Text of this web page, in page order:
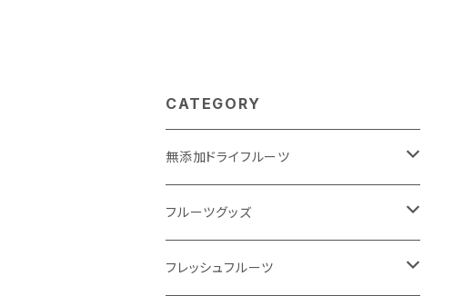
CATEGORY
無添加ドライフルーツ
ドライフルーツで #おきかえおやつ
定番人気のドライフルーツ
フルーツグッズ
飲むフルーツゼリー
フレッシュフルーツ